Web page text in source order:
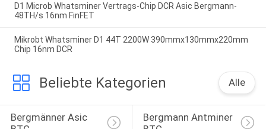
D1 Microb Whatsminer Vertrags-Chip DCR Asic Bergmann-
48TH/s 16nm FinFET
Mikrobt Whatsminer D1 44T 2200W 390mmx130mmx220mm
Chip 16nm DCR
Beliebte Kategorien Alle
Bergmänner Asic
Bergmann Antminer